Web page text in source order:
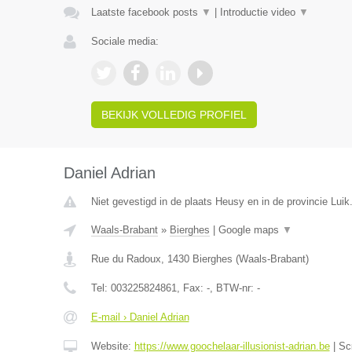
Laatste facebook posts ▼ Introductie video ▼
Sociale media:
BEKIJK VOLLEDIG PROFIEL
Daniel Adrian
Niet gevestigd in de plaats Heusy en in de provincie Luik.
Waals-Brabant» Bierghes Google maps ▼
Rue du Radoux, 1430 Bierghes (Waals-Brabant)
Tel: 003225824861, Fax: -, BTW-nr: -
E-mail › Daniel Adrian
Website: https://www.goochelaar-illusionist-adrian.be|